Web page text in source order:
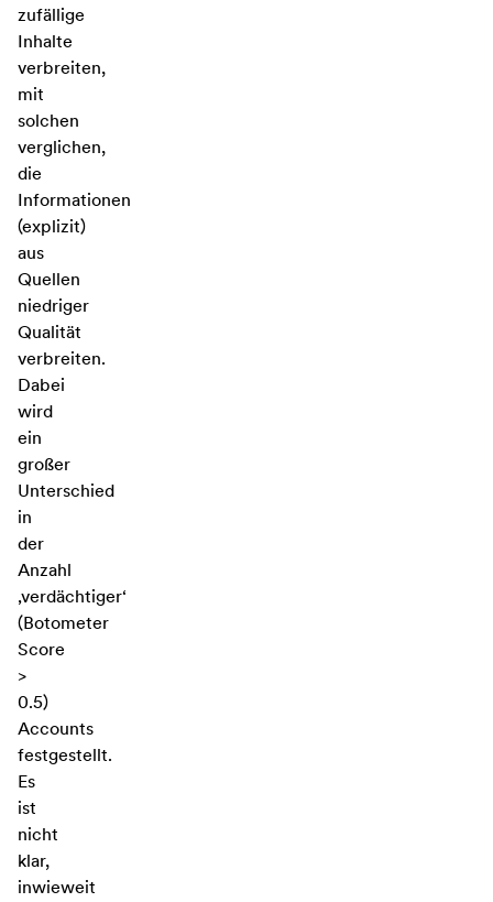
zufällige
Inhalte
verbreiten,
mit
solchen
verglichen,
die
Informationen
(explizit)
aus
Quellen
niedriger
Qualität
verbreiten.
Dabei
wird
ein
großer
Unterschied
in
der
Anzahl
‚verdächtiger‘
(Botometer
Score
>
0.5)
Accounts
festgestellt.
Es
ist
nicht
klar,
inwieweit